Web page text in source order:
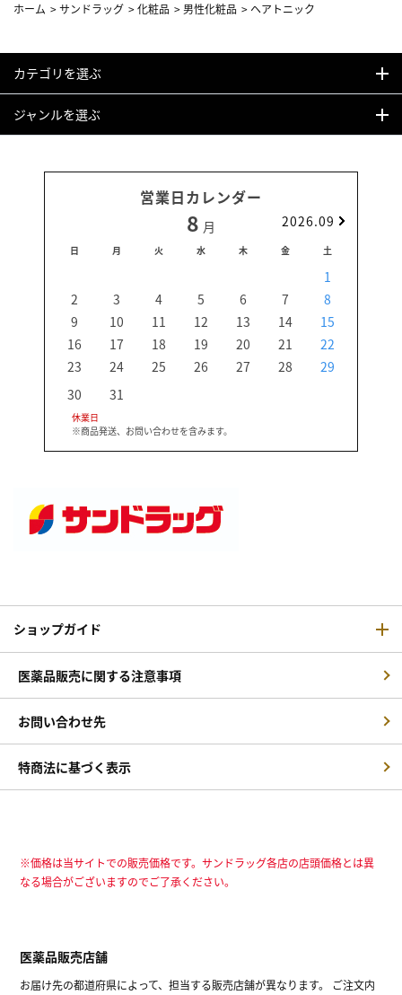
ホーム >サンドラッグ >化粧品 >男性化粧品 > ヘアトニック
カテゴリを選ぶ
ジャンルを選ぶ
営業日カレンダー
8 月 2026.09
日 月 火 水 木 金 土
1
2
3 4 5 6 7
8
9
10 11 12 13 14
15
16
17 18 19 20 21
22
23
24 25 26 27 28
29
30
31
休業日
※商品発送、お問い合わせを含みます。
ショップガイド
医薬品販売に関する注意事項
お問い合わせ先
特商法に基づく表示
※価格は当サイトでの販売価格です。サンドラッグ各店の店頭価格とは異
なる場合がございますのでご了承ください。
医薬品販売店舗
お届け先の都道府県によって、担当する販売店舗が異なります。 ご注文内